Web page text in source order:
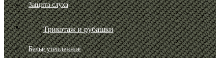
Защита слуха
Трикотаж и рубашки
Белье утепленное